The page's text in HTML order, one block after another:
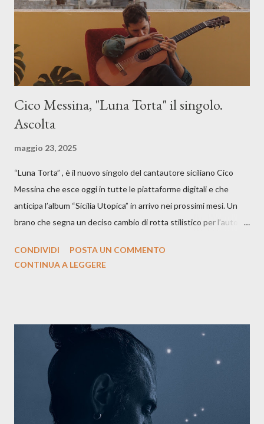
Cico Messina, "Luna Torta" il singolo.
Ascolta
maggio 23, 2025
“Luna Torta” , è il nuovo singolo del cantautore siciliano Cico
Messina che esce oggi in tutte le piattaforme digitali e che
anticipa l’album “Sicilia Utopica” in arrivo nei prossimi mesi. Un
brano che segna un deciso cambio di rotta stilistico per l’autore
testo ibrido tra italiano e siciliano, e un’urgenza espressiva che
La canzone racconta la difficoltà di creare, e perfino di esistere,
sotto il peso della realtà. Ma lo fa cercando una via d’uscita, una
forma di assoluzione, nel vivere e nel suonare, nel trovare respiro
anche quando l’aria sembra farsi più densa. Il brano è anche una
dichiarazione d’intenti: Cico Messina apre il suo nuovo percorso
artistico con una composizi...
CONDIVIDI
POSTA UN COMMENTO
CONTINUA A LEGGERE